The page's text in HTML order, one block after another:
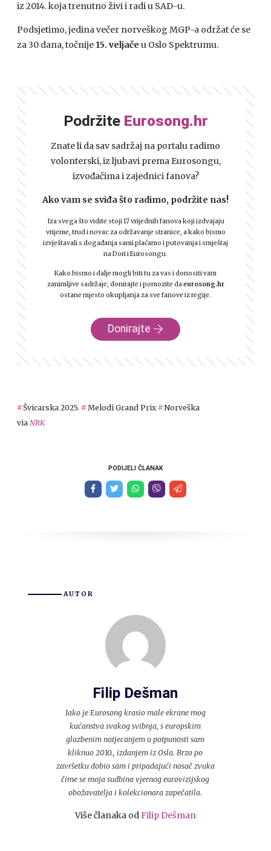
iz 2014. koja trenutno živi i radi u SAD-u.
Podsjetimo, jedina večer norveškog MGP-a održat će se
za 30 dana, točnije 15. veljače u Oslo Spektrumu.
Podržite Eurosong.hr
Znate li da sav sadržaj na portalu radimo
volonterski, iz ljubavi prema Eurosongu,
izvođačima i zajednici fanova?
Ako vam se sviđa što radimo, podržite nas!
Iza svega što vidite stoji 17 vrijednih fanova koji izdvajaju
vrijeme, trud i novac za održavanje stranice, a kako bismo
izvještavali s događanja sami plaćamo i putovanja i smještaj
na Dori i Eurosongu.
Kako bismo i dalje mogli biti tu za vas i donositi vam
zanimljive sadržaje, donirajte i pomozite daeurosong.hr
ostane mjesto okupljanja za sve fanove iz regije.
Donirajte
Švicarska 2025. Melodi Grand Prix
Norveška
via NRK
PODIJELI ČLANAK
AUTOR
Filip Dešman
Iako je Eurosong krasio male ekrane mog
kućanstva svakog svibnja, s europskim
glazbenim natjecanjem u potpunosti sam
kliknuo 2010., izdanjem iz Osla. Brzo po
završetku dobio sam i pripadajući nosač zvuka
čime se moja sudbina vjernog eurovizijskog
obožavatelja i kolekcionara zapečatila.
Više članaka odFilip Dešman